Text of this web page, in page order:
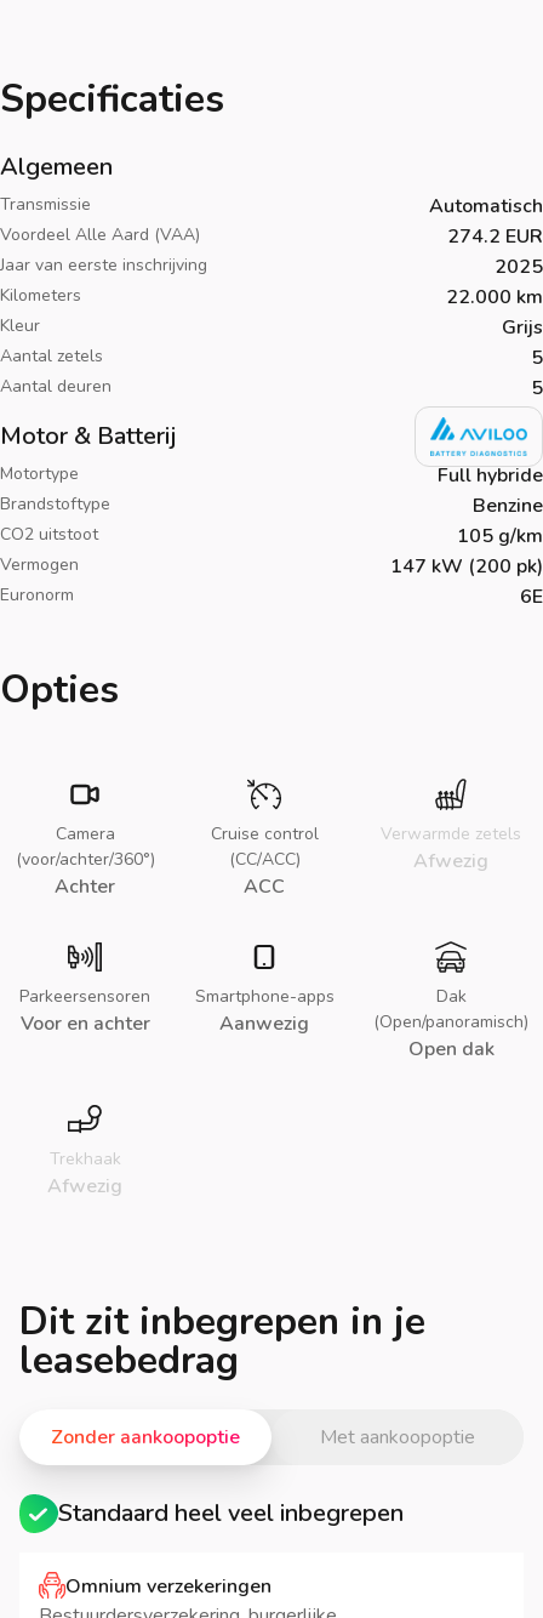
Specificaties
Algemeen
Transmissie Automatisch
Voordeel Alle Aard (VAA) 274.2 EUR
Jaar van eerste inschrijving 2025
Kilometers 22.000 km
Kleur Grijs
Aantal zetels 5
Aantal deuren 5
Motor & Batterij
Motortype Full hybride
Brandstoftype Benzine
CO2 uitstoot 105 g/km
Vermogen 147 kW (200 pk)
Euronorm 6E
Opties
Camera
(voor/achter/360°)
Achter
Cruise control
(CC/ACC)
ACC
Verwarmde zetels
Afwezig
Parkeersensoren
Voor en achter
Smartphone-apps
Aanwezig
Dak
(Open/panoramisch)
Open dak
Trekhaak
Afwezig
Dit zit inbegrepen in je
leasebedrag
Met aankoopoptie
Zonder aankoopoptie
Standaard heel veel inbegrepen
Omnium verzekeringen